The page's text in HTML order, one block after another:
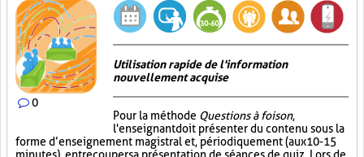
0
Utilisation rapide de l'information
nouvellement acquise
Pour la méthode Questions à foison,
l'enseignant doit présenter du contenu sous la
forme d’enseignement magistral et, périodiquement (aux 10-15